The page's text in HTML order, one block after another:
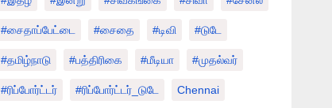
#சைதாப்பேட்டை #சைதை #டிவி #டுடே
#தமிழ்நாடு #பத்திரிகை #மீடியா #முதல்வர்
#ரிப்போர்ட்டர் #ரிப்போர்ட்டர்_டுடே Chennai